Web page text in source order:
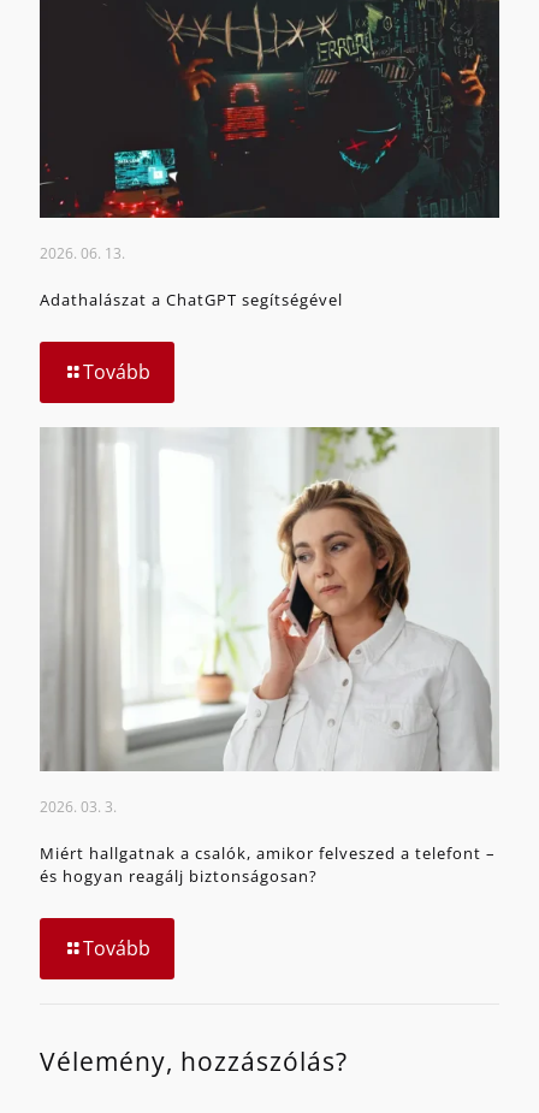
2026. 06. 13.
Adathalászat a ChatGPT segítségével
Tovább
2026. 03. 3.
Miért hallgatnak a csalók, amikor felveszed a telefont –
és hogyan reagálj biztonságosan?
Tovább
Vélemény, hozzászólás?